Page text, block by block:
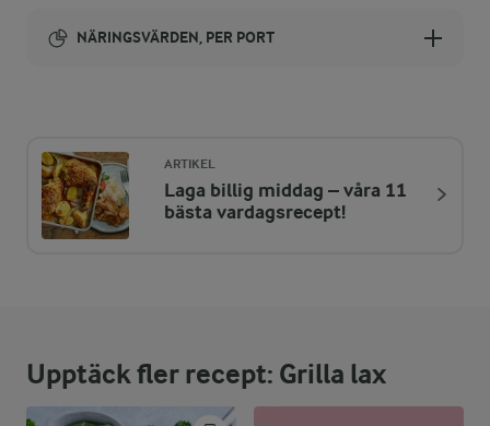
NÄRINGSVÄRDEN, PER PORT
ENERGIDISTRIBUTION %
NÄRINGSVÄRDEN PER PORT
Fett:
44,8 %
31,5 g
ARTIKEL
Laga billig middag – våra 11
bästa vardagsrecept!
Upptäck fler recept: Grilla lax